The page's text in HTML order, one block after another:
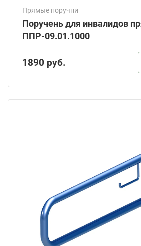
Прямые поручни
Поручень для инвалидов
ППР-09.01.1000
1890 руб.